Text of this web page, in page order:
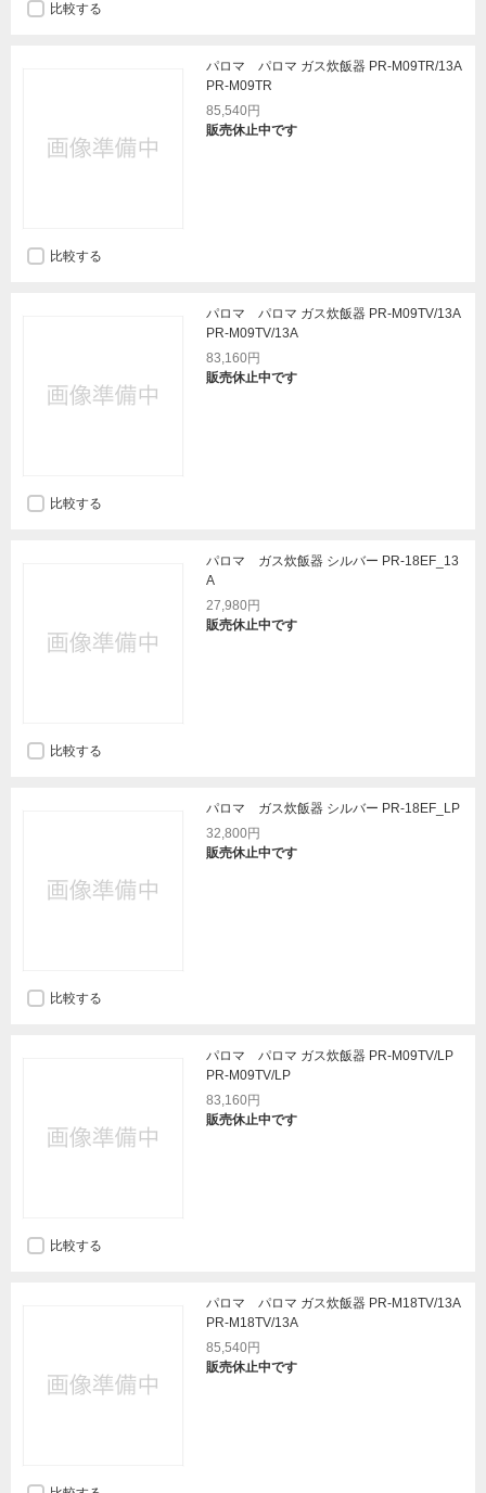
比較する
パロマ パロマ ガス炊飯器 PR-M09TR/13A
PR-M09TR
85,540円
販売休止中です
比較する
パロマ パロマ ガス炊飯器 PR-M09TV/13A
PR-M09TV/13A
83,160円
販売休止中です
比較する
パロマ ガス炊飯器 シルバー PR-18EF_13
A
27,980円
販売休止中です
比較する
パロマ ガス炊飯器 シルバー PR-18EF_LP
32,800円
販売休止中です
比較する
パロマ パロマ ガス炊飯器 PR-M09TV/LP
PR-M09TV/LP
83,160円
販売休止中です
比較する
パロマ パロマ ガス炊飯器 PR-M18TV/13A
PR-M18TV/13A
85,540円
販売休止中です